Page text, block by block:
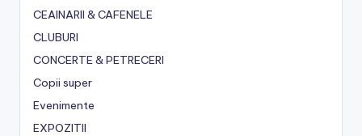
CEAINARII & CAFENELE
CLUBURI
CONCERTE & PETRECERI
Copii super
Evenimente
EXPOZITII